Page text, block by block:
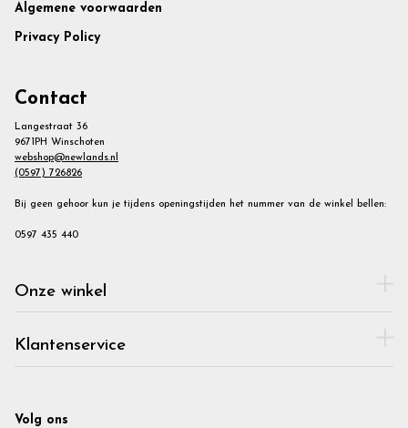
Footer
Algemene voorwaarden
Privacy Policy
Contact
Langestraat 36
9671PH Winschoten
webshop@newlands.nl
(0597) 726826
Bij geen gehoor kun je tijdens openingstijden het nummer van de winkel bellen:
0597 435 440
Onze winkel
Klantenservice
Volg ons